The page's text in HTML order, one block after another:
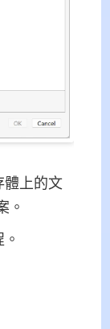
體上的文
。